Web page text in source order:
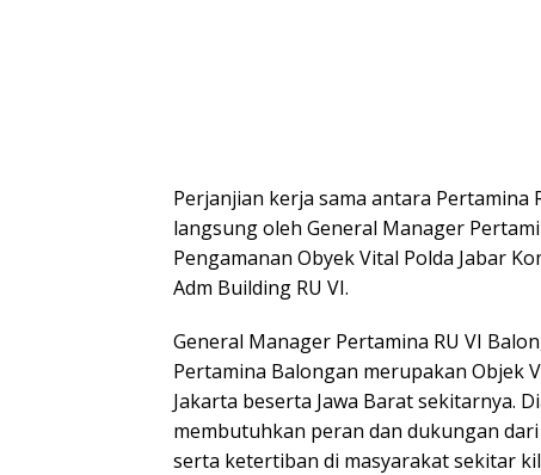
Perjanjian kerja sama antara Pertamina
langsung oleh General Manager
Pengamanan Obyek Vital Polda Jabar
Adm Building RU VI.
General Manager Pertamina RU VI
Pertamina Balongan merupakan Objek
Jakarta beserta Jawa Barat sekitarnya.
membutuhkan peran dan dukungan
serta ketertiban di masyarakat sekitar